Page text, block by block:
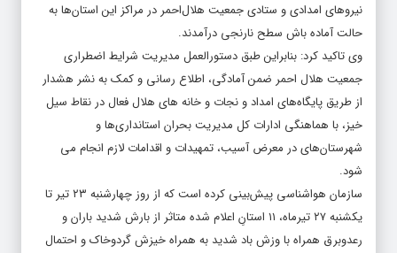
نیروهای امدادی و ستادی جمعیت هلال‌احمر در مراکز این استان‌ها به
حالت آماده باش سطح نارنجی درآمدند.
وی تاکید کرد: بنابراین طبق دستورالعمل مدیریت شرایط اضطراری
جمعیت هلال احمر ضمن آمادگی، اطلاع رسانی و کمک به نشر هشدار
از طریق پایگاه‌های امداد و نجات و خانه های هلال فعال در نقاط سیل
خیز، با هماهنگی ادارات کل مدیریت بحران استانداری‌ها و
شهرستان‌های در معرض آسیب، تمهیدات و اقدامات لازم انجام می
شود.
سازمان هواشناسی پیش‌بینی کرده است که از روز چهارشنبه ۲۳ تیر تا
یکشنبه ۲۷ تیرماه، ۱۱ استانِ اعلام شده متاثر از بارش شدید باران و
رعدوبرق همراه با وزش باد شدید به همراه خیزش گردوخاک و احتمال